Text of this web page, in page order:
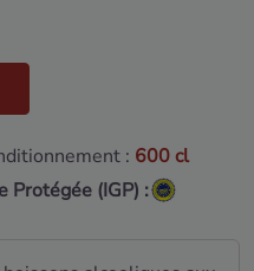
: 600 cl
Protégée (IGP) :